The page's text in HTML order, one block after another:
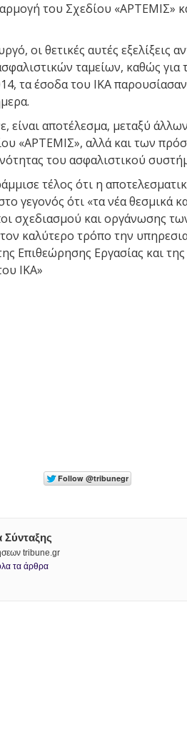
του Σχεδίου «ΑΡΤΕΜΙΣ»
οι θετικές αυτές εξελίξεις
ταμείων, καθώς για
τα έσοδα του ΙΚΑ
είναι αποτέλεσμα, μεταξύ
«ΑΡΤΕΜΙΣ», αλλά και των
του ασφαλιστικού
τέλος ότι η
γεγονός ότι «τα νέα θεσμικά
σχεδιασμού και οργάνωσης
καλύτερο τρόπο την
Επιθεώρησης Εργασίας και της
ΙΚΑ»
Σύνταξης
tribune.gr
τα άρθρα